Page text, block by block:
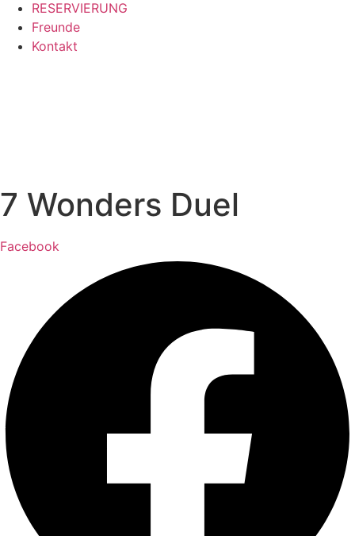
RESERVIERUNG
Freunde
Kontakt
7 Wonders Duel
Facebook